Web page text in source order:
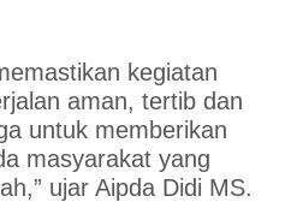
kegiatan
aman, tertib dan
untuk memberikan
masyarakat yang
ujar Aipda Didi MS.